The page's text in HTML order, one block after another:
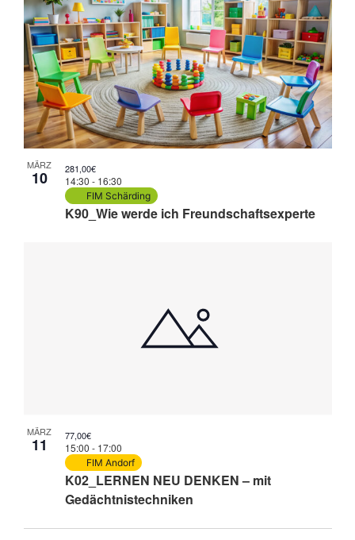
MÄRZ
10
K90_Wie werde ich Freundschaftsexperte
14:30 - 16:30
FIM Schärding
281,00€
MÄRZ
11
K02_LERNEN NEU DENKEN – mit
Gedächtnistechniken
15:00 - 17:00
FIM Andorf
77,00€